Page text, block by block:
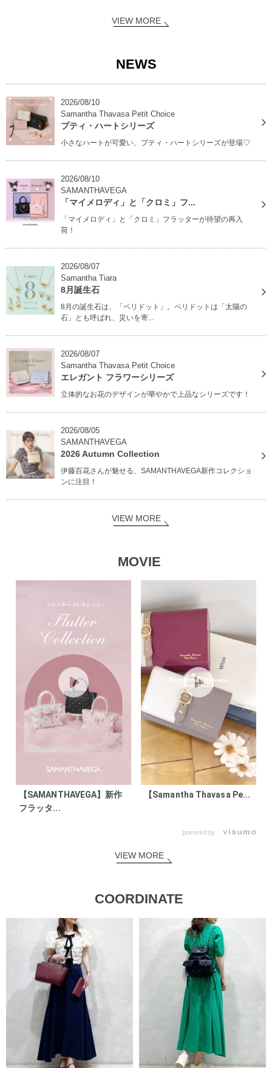
VIEW MORE
NEWS
2026/08/10
Samantha Thavasa Petit Choice
プティ・ハートシリーズ
小さなハートが可愛い、プティ・ハートシリーズが登場♡
2026/08/10
SAMANTHAVEGA
「マイメロディ」と「クロミ」フ...
「マイメロディ」と「クロミ」フラッターが待望の再入
荷！
2026/08/07
Samantha Tiara
8月誕生石
8月の誕生石は、「ペリドット」。ペリドットは「太陽の
石」とも呼ばれ、災いを寄...
2026/08/07
Samantha Thavasa Petit Choice
エレガント フラワーシリーズ
立体的なお花のデザインが華やかで上品なシリーズです！
2026/08/05
SAMANTHAVEGA
2026 Autumn Collection
伊藤百花さんが魅せる、SAMANTHAVEGA新作コレクショ
ンに注目！
VIEW MORE
MOVIE
【SAMANTHAVEGA】新作
フラッタ...
【Samantha Thavasa Pe...
powered by
VIEW MORE
COORDINATE